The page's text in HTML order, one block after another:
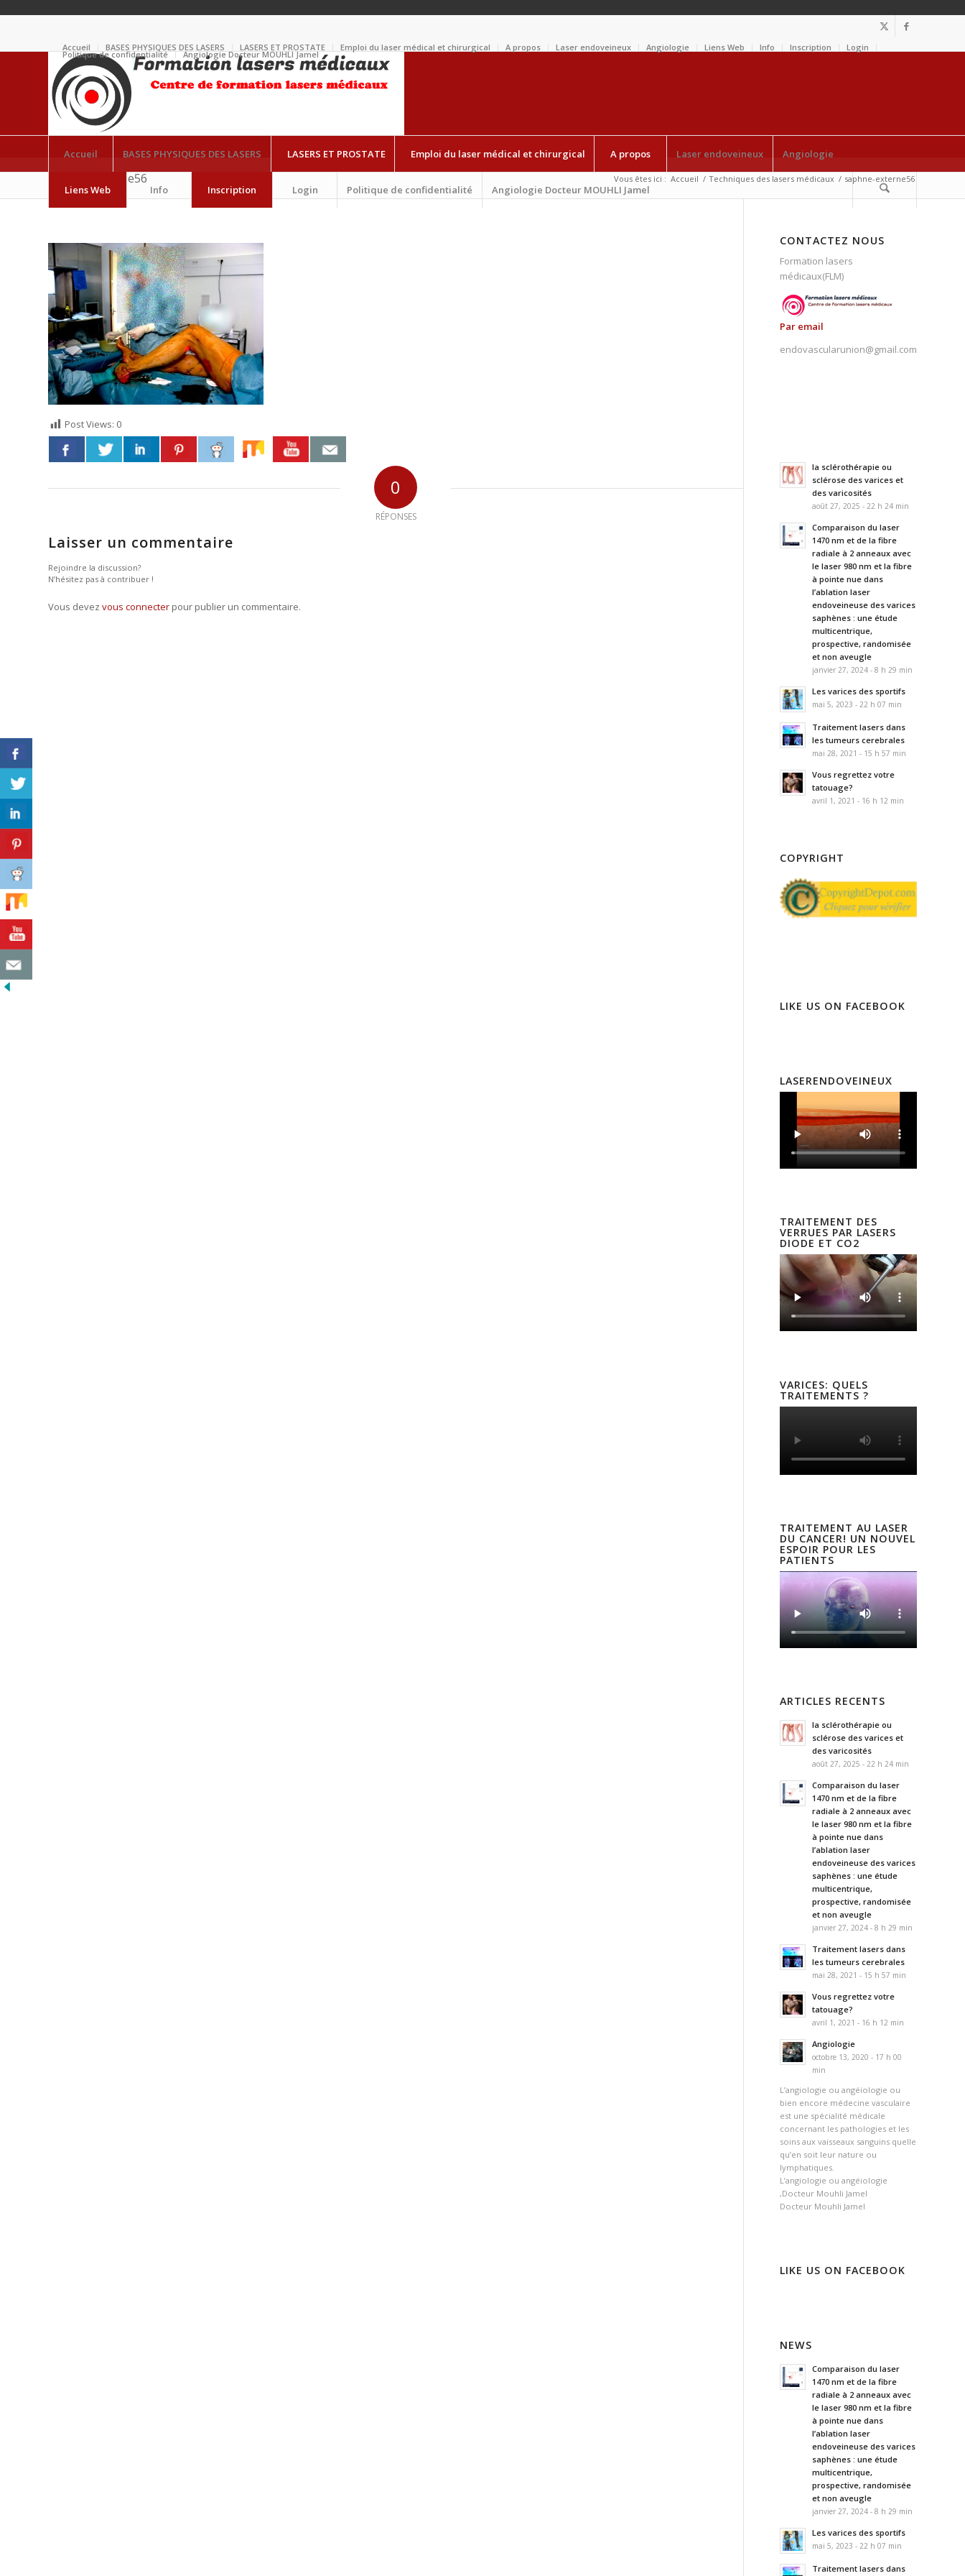
Accueil BASES PHYSIQUES DES LASERS LASERS ET PROSTATE Emploi du laser médical et chirurgical A propos Laser endoveineux Angiologie Liens Web Info Inscription Login
Politique de confidentialité Angiologie Docteur MOUHLI Jamel
Accueil BASES PHYSIQUES DES LASERS LASERS ET PROSTATE Emploi du laser médical et chirurgical A propos Laser endoveineux Angiologie
Liens Web Info Inscription Login Politique de confidentialité Angiologie Docteur MOUHLI Jamel
saphne-externe56 Vous êtes ici : Accueil / Techniques des lasers médicaux / saphne-externe56
Post Views: 0
0
RÉPONSES
Laisser un commentaire
Rejoindre la discussion?
N’hésitez pas à contribuer !
Vous devez vous connecter pour publier un commentaire.
CONTACTEZ NOUS
Formation lasers
médicaux(FLM)
Par email
endovascularunion@gmail.com
la sclérothérapie ou
sclérose des varices et
des varicosités
août 27, 2025 - 22 h 24 min
Comparaison du laser
1470 nm et de la fibre
radiale à 2 anneaux avec
le laser 980 nm et la fibre
à pointe nue dans
l’ablation laser
endoveineuse des varices
saphènes : une étude
multicentrique,
prospective, randomisée
et non aveugle
janvier 27, 2024 - 8 h 29 min
Les varices des sportifs
mai 5, 2023 - 22 h 07 min
Traitement lasers dans
les tumeurs cerebrales
mai 28, 2021 - 15 h 57 min
Vous regrettez votre
tatouage?
avril 1, 2021 - 16 h 12 min
COPYRIGHT
LIKE US ON FACEBOOK
LASERENDOVEINEUX
TRAITEMENT DES
VERRUES PAR LASERS
DIODE ET CO2
VARICES: QUELS
TRAITEMENTS ?
TRAITEMENT AU LASER
DU CANCER! UN NOUVEL
ESPOIR POUR LES
PATIENTS
ARTICLES RECENTS
la sclérothérapie ou
sclérose des varices et
des varicosités
août 27, 2025 - 22 h 24 min
Comparaison du laser
1470 nm et de la fibre
radiale à 2 anneaux avec
le laser 980 nm et la fibre
à pointe nue dans
l’ablation laser
endoveineuse des varices
saphènes : une étude
multicentrique,
prospective, randomisée
et non aveugle
janvier 27, 2024 - 8 h 29 min
Traitement lasers dans
les tumeurs cerebrales
mai 28, 2021 - 15 h 57 min
Vous regrettez votre
tatouage?
avril 1, 2021 - 16 h 12 min
Angiologie
octobre 13, 2020 - 17 h 00
min
L’angiologie ou angéiologie ou
bien encore médecine vasculaire
est une spécialité médicale
concernant les pathologies et les
soins aux vaisseaux sanguins quelle
qu’en soit leur nature ou
lymphatiques.
L’angiologie ou angéiologie
,Docteur Mouhli Jamel
Docteur Mouhli Jamel
LIKE US ON FACEBOOK
NEWS
Comparaison du laser
1470 nm et de la fibre
radiale à 2 anneaux avec
le laser 980 nm et la fibre
à pointe nue dans
l’ablation laser
endoveineuse des varices
saphènes : une étude
multicentrique,
prospective, randomisée
et non aveugle
janvier 27, 2024 - 8 h 29 min
Les varices des sportifs
mai 5, 2023 - 22 h 07 min
Traitement lasers dans